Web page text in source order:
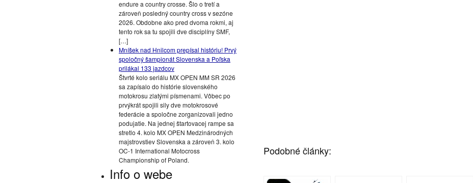
endure a country crosse. Šlo o tretí a
zároveň posledný country cross v sezóne
2026. Obdobne ako pred dvoma rokmi, aj
tento rok sa tu spojili dve disciplíny SMF,
[…]
Mníšek nad Hnilcom prepísal históriu! Prvý
spoločný šampionát Slovenska a Poľska
prilákal 133 jazdcov
Štvrté kolo seriálu MX OPEN MM SR 2026
sa zapísalo do histórie slovenského
motokrosu zlatými písmenami. Vôbec po
prvýkrát spojili sily dve motokrosové
federácie a spoločne zorganizovali jedno
podujatie. Na jednej štartovacej rampe sa
stretlo 4. kolo MX OPEN Medzinárodných
majstrovstiev Slovenska a zároveň 3. kolo
OC-1 International Motocross
Championship of Poland.
Info o webe
Podobné články: